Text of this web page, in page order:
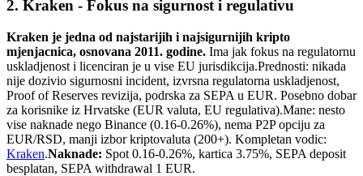
2. Kraken - Fokus na sigurnost i regulativu
Kraken je jedna od najstarijih i najsigurnijih kripto
mjenjacnica, osnovana 2011. godine. Ima jak fokus na regulatornu
uskladjenost i licenciran je u vise EU jurisdikcija.Prednosti: nikada
nije dozivio sigurnosni incident, izvrsna regulatorna uskladjenost,
Proof of Reserves revizija, podrska za SEPA u EUR. Posebno dobar
za korisnike iz Hrvatske (EUR valuta, EU regulativa).Mane: nesto
vise naknade nego Binance (0.16-0.26%), nema P2P opciju za
EUR/RSD, manji izbor kriptovaluta (200+). Kompletan vodic:
Kraken.Naknade: Spot 0.16-0.26%, kartica 3.75%, SEPA deposit
besplatan, SEPA withdrawal 1 EUR.